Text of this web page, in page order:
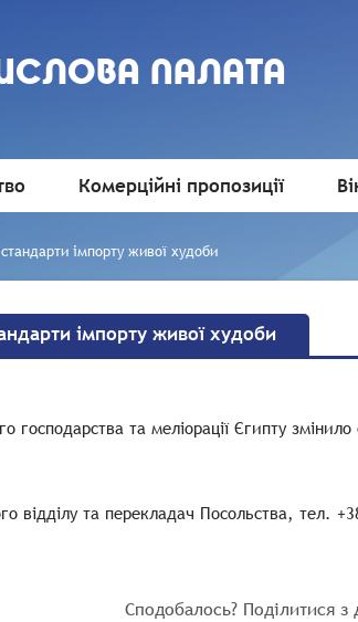
ПАЛАТА
Комерційні пропозиції
імпорту живої худоби
імпорту живої худоби
господарства та меліорації Єгипту
відділу та перекладач Посольства, тел.
Сподобалось? Поділитися з